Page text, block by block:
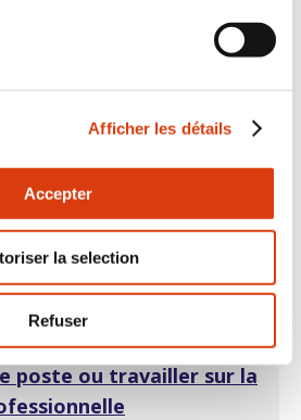
Afficher les détails
Accepter
la selection
Refuser
connaître des salariés et les
I Maintenir
avec vous deux autres
les enjeux du maintien
poste ou travailler sur la